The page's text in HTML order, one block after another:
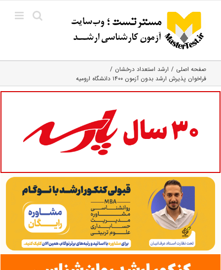
content
صفحه اصلی
ارشد استعداد درخشان
فراخوان پذیرش ارشد بدون آزمون ۱۴۰۰ دانشگاه ارومیه